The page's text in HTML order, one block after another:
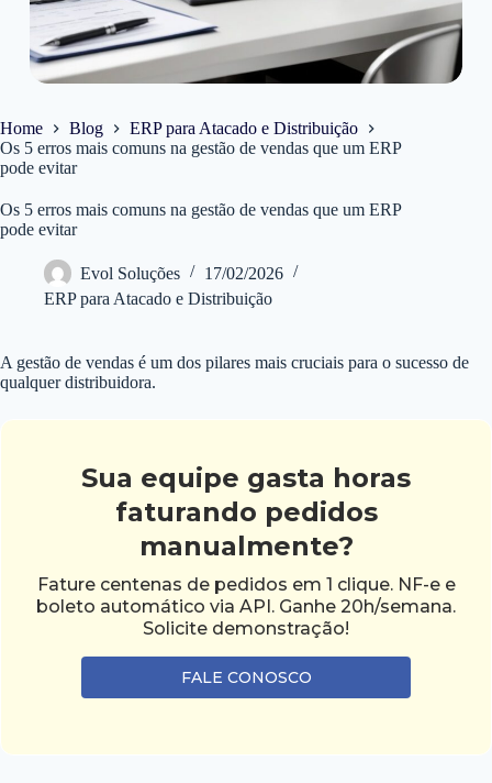
Home Blog
ERP para Atacado e Distribuição
Os 5 erros mais comuns na gestão de vendas que um ERP
pode evitar
Os 5 erros mais comuns na gestão de vendas que um ERP
pode evitar
Evol Soluções
17/02/2026
ERP para Atacado e Distribuição
A gestão de vendas é um dos pilares mais cruciais para o sucesso de
qualquer distribuidora.
Sua equipe gasta horas
faturando pedidos
manualmente?
Fature centenas de pedidos em 1 clique. NF-e e
boleto automático via API. Ganhe 20h/semana.
Solicite demonstração!
FALE CONOSCO